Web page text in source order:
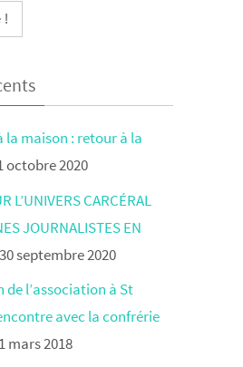
la maison : retour à la
octobre 2020
L’UNIVERS CARCÉRAL
JOURNALISTES EN
30 septembre 2020
de l’association à St
avec la confrérie
mars 2018